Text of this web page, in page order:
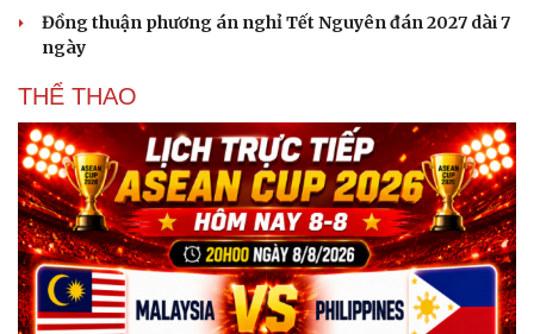
Đồng thuận phương án nghỉ Tết Nguyên đán 2027 dài 7
ngày
THỂ THAO